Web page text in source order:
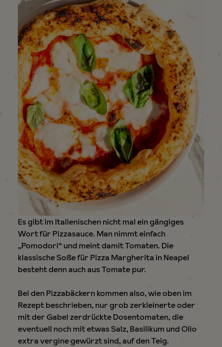
Es gibt im Italienischen nicht mal ein gängiges
Wort für Pizzasauce. Man nimmt einfach
„Pomodori“ und meint damit Tomaten. Die
klassische Soße für Pizza Margherita in Neapel
besteht denn auch aus Tomate pur.
Bei den Pizzabäckern kommen also, wie oben im
Rezept beschrieben, nur grob zerkleinerte oder
mit der Gabel zerdrückte Dosentomaten, die
eventuell noch mit etwas Salz, Basilikum und Olio
extra vergine gewürzt sind, auf den Teig.